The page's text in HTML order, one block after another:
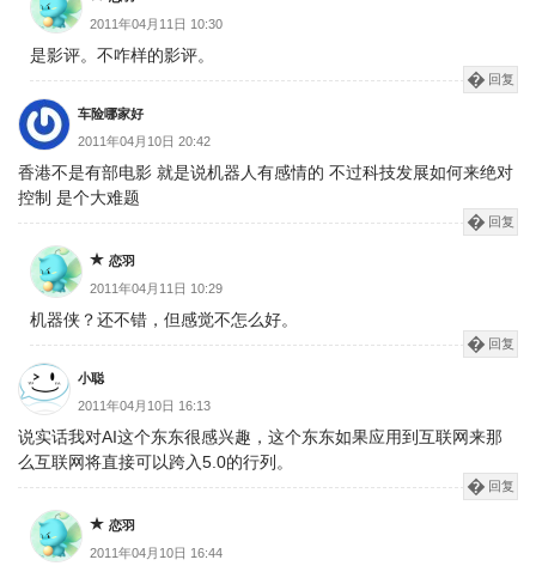
2011年04月11日 10:30
是影评。不咋样的影评。
回复
车险哪家好
2011年04月10日 20:42
香港不是有部电影 就是说机器人有感情的 不过科技发展如何来绝对
控制 是个大难题
回复
恋羽
2011年04月11日 10:29
机器侠？还不错，但感觉不怎么好。
回复
小聪
2011年04月10日 16:13
说实话我对AI这个东东很感兴趣，这个东东如果应用到互联网来那
么互联网将直接可以跨入5.0的行列。
回复
恋羽
2011年04月10日 16:44